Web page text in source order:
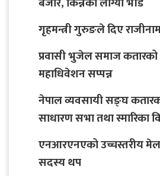
गृहमन्त्री गुरुङले दिए
प्रवासी भुजेल समाज
महाधिवेशन सप्पन्न
नेपाल व्यवसायी सङ्घ कतारको
साधारण सभा तथा स्मारिका
एनआरएनएको उच्चस्तरीय
सदस्य थप